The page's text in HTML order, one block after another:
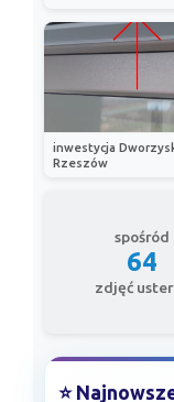
inwestycja
Rzeszów
spośród
64
zdjęć
⭐